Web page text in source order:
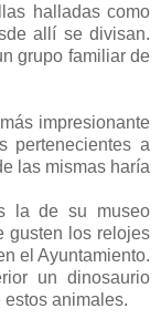
halladas como
allí se divisan.
grupo familiar de
impresionante
pertenecientes a
las mismas haría
la de su museo
gusten los relojes
el Ayuntamiento.
un dinosaurio
animales.